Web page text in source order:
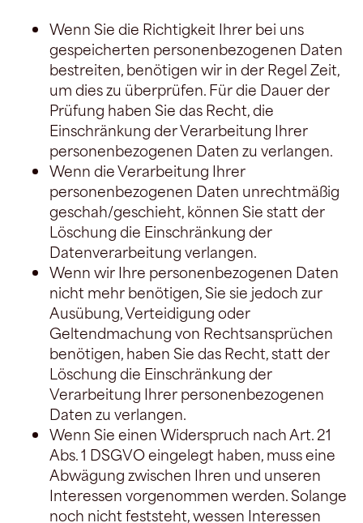
Wenn Sie die Richtigkeit Ihrer bei uns
gespeicherten personenbezogenen Daten
bestreiten, benötigen wir in der Regel Zeit,
um dies zu überprüfen. Für die Dauer der
Prüfung haben Sie das Recht, die
Einschränkung der Verarbeitung Ihrer
personenbezogenen Daten zu verlangen.
Wenn die Verarbeitung Ihrer
personenbezogenen Daten unrechtmäßig
geschah/geschieht, können Sie statt der
Löschung die Einschränkung der
Datenverarbeitung verlangen.
Wenn wir Ihre personenbezogenen Daten
nicht mehr benötigen, Sie sie jedoch zur
Ausübung, Verteidigung oder
Geltendmachung von Rechtsansprüchen
benötigen, haben Sie das Recht, statt der
Löschung die Einschränkung der
Verarbeitung Ihrer personenbezogenen
Daten zu verlangen.
Wenn Sie einen Widerspruch nach Art. 21
Abs. 1 DSGVO eingelegt haben, muss eine
Abwägung zwischen Ihren und unseren
Interessen vorgenommen werden. Solange
noch nicht feststeht, wessen Interessen